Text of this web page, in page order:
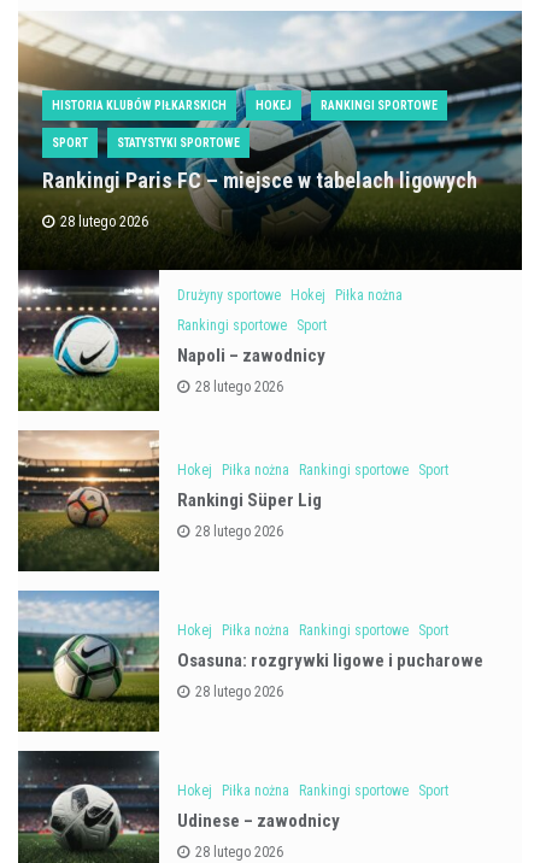
HISTORIA KLUBÓW PIŁKARSKICH HOKEJ RANKINGI SPORTOWE
SPORT STATYSTYKI SPORTOWE
Rankingi Paris FC – miejsce w tabelach ligowych
28 lutego 2026
Drużyny sportowe Hokej
Piłka nożna
Rankingi sportowe
Sport
Napoli – zawodnicy
28 lutego 2026
Hokej Piłka nożna Rankingi sportowe Sport
Rankingi Süper Lig
28 lutego 2026
Hokej Piłka nożna Rankingi sportowe Sport
Osasuna: rozgrywki ligowe i pucharowe
28 lutego 2026
Hokej Piłka nożna Rankingi sportowe Sport
Udinese – zawodnicy
28 lutego 2026